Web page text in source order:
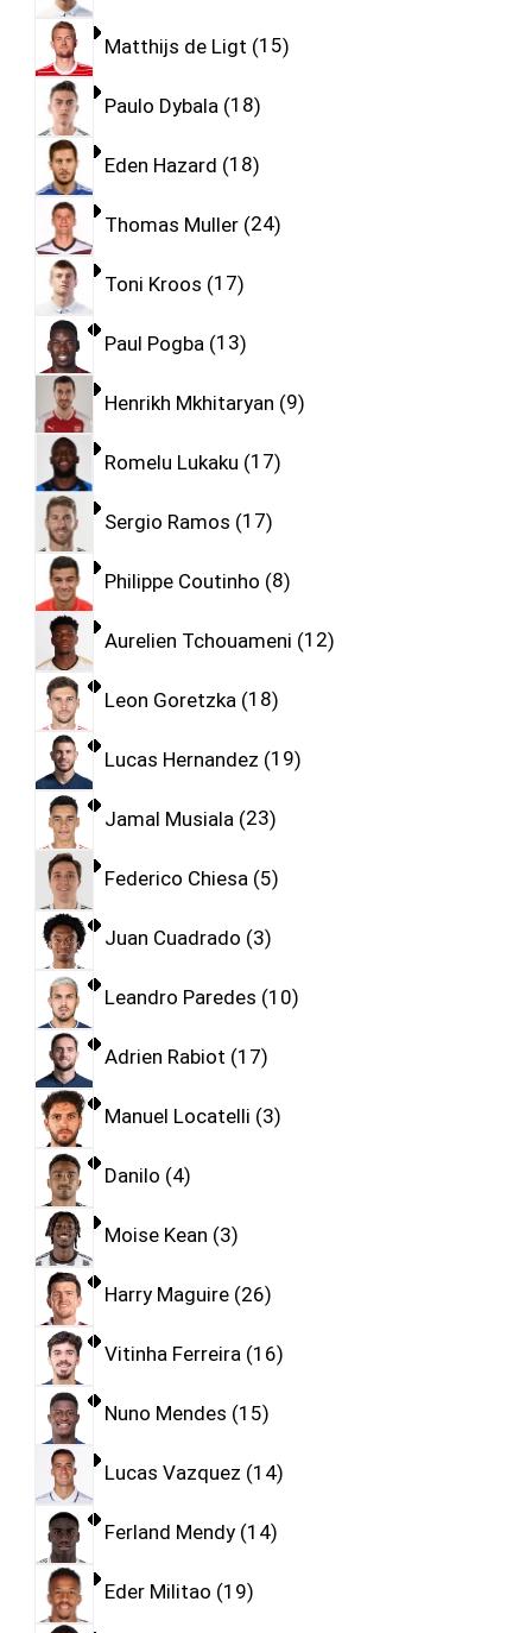
Matthijs de Ligt 15
Paulo Dybala 18
Eden Hazard 18
Thomas Muller 24
Toni Kroos 17
Paul Pogba 13
Henrikh Mkhitaryan 9
Romelu Lukaku 17
Sergio Ramos 17
Philippe Coutinho 8
Aurelien Tchouameni 12
Leon Goretzka 18
Lucas Hernandez 19
Jamal Musiala 23
Federico Chiesa 5
Juan Cuadrado 3
Leandro Paredes 10
Adrien Rabiot 17
Manuel Locatelli 3
Danilo 4
Moise Kean 3
Harry Maguire 26
Vitinha Ferreira 16
Nuno Mendes 15
Lucas Vazquez 14
Ferland Mendy 14
Eder Militao 19